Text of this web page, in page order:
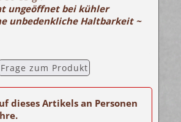
ungeöffnet bei kühler
unbedenkliche Haltbarkeit ~
Frage zum Produkt
dieses Artikels an Personen